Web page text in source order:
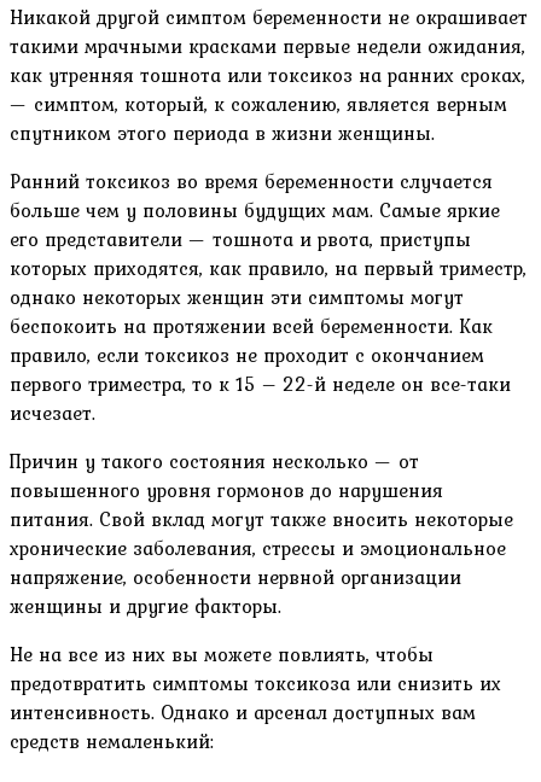
Никакой другой симптом беременности не окрашивает
такими мрачными красками первые недели ожидания,
как утренняя тошнота или токсикоз на ранних сроках,
— симптом, который, к сожалению, является верным
спутником этого периода в жизни женщины.
Ранний токсикоз во время беременности случается
больше чем у половины будущих мам. Самые яркие
его представители — тошнота и рвота, приступы
которых приходятся, как правило, на первый триместр,
однако некоторых женщин эти симптомы могут
беспокоить на протяжении всей беременности. Как
правило, если токсикоз не проходит с окончанием
первого триместра, то к 15 – 22-й неделе он все-таки
исчезает.
Причин у такого состояния несколько — от
повышенного уровня гормонов до нарушения
питания. Свой вклад могут также вносить некоторые
хронические заболевания, стрессы и эмоциональное
напряжение, особенности нервной организации
женщины и другие факторы.
Не на все из них вы можете повлиять, чтобы
предотвратить симптомы токсикоза или снизить их
интенсивность. Однако и арсенал доступных вам
средств немаленький: